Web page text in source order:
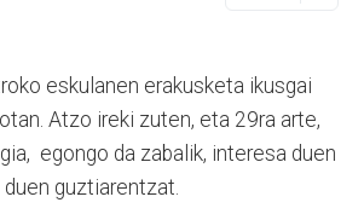
eskulanen erakusketa ikusgai
Atzo ireki zuten, eta 29ra arte,
egongo da zabalik, interesa duen
guztiarentzat.